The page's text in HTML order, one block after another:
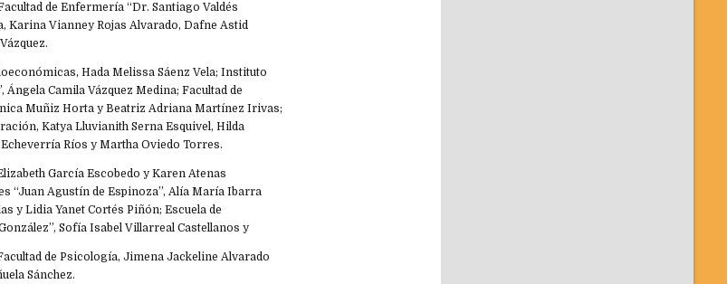
de Enfermería “Dr. Santiago Valdés
Karina Vianney Rojas Alvarado, Dafne Astid
Hada Melissa Sáenz Vela; Instituto
Camila Vázquez Medina; Facultad de
Muñiz Horta y Beatriz Adriana Martínez Irivas;
Katya Lluvianith Serna Esquivel, Hilda
Ríos y Martha Oviedo Torres.
García Escobedo y Karen Atenas
“Juan Agustín de Espinoza”, Alía María Ibarra
y Lidia Yanet Cortés Piñón; Escuela de
Sofía Isabel Villarreal Castellanos y
de Psicología, Jimena Jackeline Alvarado
Sánchez.